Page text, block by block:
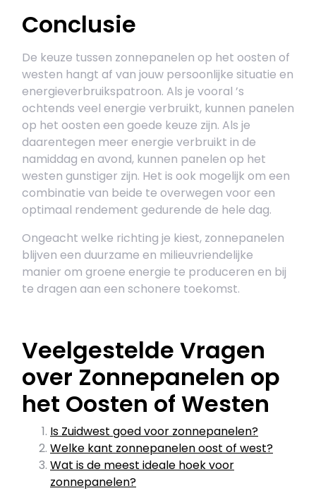
Conclusie
De keuze tussen zonnepanelen op het oosten of
westen hangt af van jouw persoonlijke situatie en
energieverbruikspatroon. Als je vooral ’s
ochtends veel energie verbruikt, kunnen panelen
op het oosten een goede keuze zijn. Als je
daarentegen meer energie verbruikt in de
namiddag en avond, kunnen panelen op het
westen gunstiger zijn. Het is ook mogelijk om een
combinatie van beide te overwegen voor een
optimaal rendement gedurende de hele dag.
Ongeacht welke richting je kiest, zonnepanelen
blijven een duurzame en milieuvriendelijke
manier om groene energie te produceren en bij
te dragen aan een schonere toekomst.
Veelgestelde Vragen
over Zonnepanelen op
het Oosten of Westen
Is Zuidwest goed voor zonnepanelen?
Welke kant zonnepanelen oost of west?
Wat is de meest ideale hoek voor
zonnepanelen?